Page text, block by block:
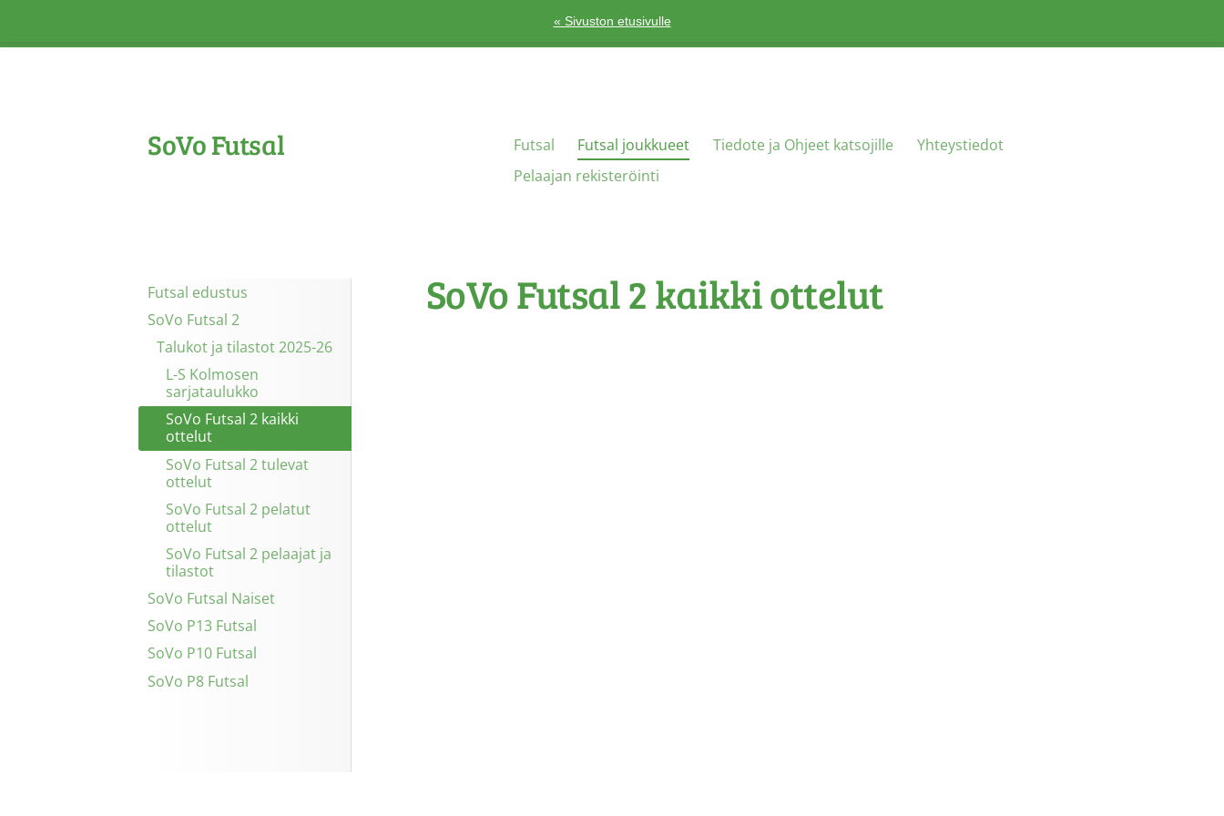
sivun
« Sivuston etusivulle
SoVo Futsal Futsal Futsal joukkueet Tiedote ja Ohjeet katsojille
Yhteystiedot
Pelaajan rekisteröinti
Futsal edustus
SoVo Futsal 2
Talukot ja tilastot 2025-26
L-S Kolmosen
sarjataulukko
SoVo Futsal 2 kaikki
ottelut
SoVo Futsal 2 tulevat
ottelut
SoVo Futsal 2 pelatut
ottelut
SoVo Futsal 2 pelaajat ja
tilastot
SoVo Futsal Naiset
SoVo P13 Futsal
SoVo P10 Futsal
SoVo P8 Futsal
SoVo Futsal 2 kaikki ottelut